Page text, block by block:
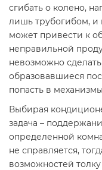
сгибать о колено,
лишь трубогибом, и
может привести к
неправильной
невозможно
образовавшиеся
попасть в
Выбирая
задача –
определенной
не справляется,
возможностей